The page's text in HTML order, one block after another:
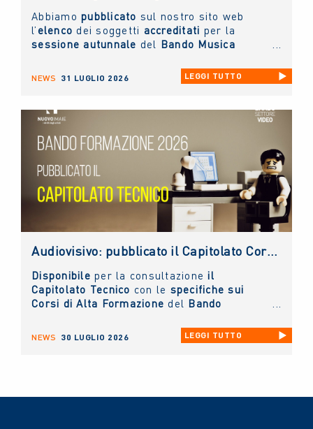
Abbiamo pubblicato sul nostro sito web
l’ elenco dei soggetti accreditati per la
sessione autunnale del Bando Musica
NEWS 31 LUGLIO 2026 LEGGI TUTTO
Audiovisivo: pubblicato il Capitolato Corsi di Alta Formazione 2026
Disponibile per la consultazione il
Capitolato Tecnico con le specifiche sui
Corsi di Alta Formazione del Bando
CONSULTALO
NEWS 30 LUGLIO 2026 LEGGI TUTTO